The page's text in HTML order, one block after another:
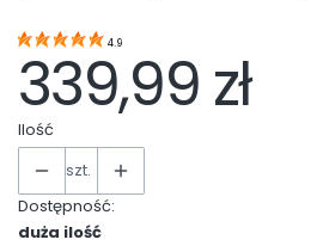
4.9
339,99 zł
Ilość
szt.
Dostępność:
duża ilość